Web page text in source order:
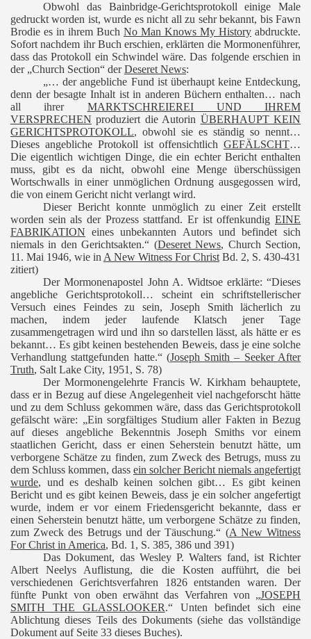
Obwohl das Bainbridge-Gerichtsprotokoll einige Male
gedruckt worden ist, wurde es nicht all zu sehr bekannt, bis Fawn
Brodie es in ihrem Buch No Man Knows My History abdruckte.
Sofort nachdem ihr Buch erschien, erklärten die Mormonenführer,
dass das Protokoll ein Schwindel wäre. Das folgende erschien in
der „Church Section“ derDeseret News:
„… der angebliche Fund ist überhaupt keine Entdeckung,
denn der besagte Inhalt ist in anderen Büchern enthalten… nach
all ihrer MARKTSCHREIEREI UND IHREM
VERSPRECHEN produziert die Autorin ÜBERHAUPT KEIN
GERICHTSPROTOKOLL, obwohl sie es ständig so nennt…
Dieses angebliche Protokoll ist offensichtlich GEFÄLSCHT…
Die eigentlich wichtigen Dinge, die ein echter Bericht enthalten
muss, gibt es da nicht, obwohl eine Menge überschüssigen
Wortschwalls in einer unmöglichen Ordnung ausgegossen wird,
die von einem Gericht nicht verlangt wird.
Dieser Bericht konnte unmöglich zu einer Zeit erstellt
worden sein als der Prozess stattfand. Er ist offenkundig EINE
FABRIKATION eines unbekannten Autors und befindet sich
niemals in den Gerichtsakten.“ (Deseret News, Church Section,
11. Mai 1946, wie in A New Witness For Christ Bd. 2, S. 430-431
zitiert)
Der Mormonenapostel John A. Widtsoe erklärte: “Dieses
angebliche Gerichtsprotokoll… scheint ein schriftstellerischer
Versuch eines Feindes zu sein, Joseph Smith lächerlich zu
machen, indem jeder laufende Klatsch jener Tage
zusammengetragen wird und ihn so darstellen lässt, als hätte er es
bekannt… Es gibt keinen bestehenden Beweis, dass je eine solche
Verhandlung stattgefunden hatte.“ (Joseph Smith – Seeker After
Truth, Salt Lake City, 1951, S. 78)
Der Mormonengelehrte Francis W. Kirkham behauptete,
dass er in Bezug auf diese Angelegenheit viel nachgeforscht hätte
und zu dem Schluss gekommen wäre, dass das Gerichtsprotokoll
gefälscht wäre: „Ein sorgfältiges Studium aller Fakten in Bezug
auf dieses angebliche Bekenntnis Joseph Smiths vor einem
staatlichen Gericht, dass er einen Seherstein benutzt hätte, um
verborgene Schätze zu finden, zum Zweck des Betrugs, muss zu
dem Schluss kommen, dass ein solcher Bericht niemals angefertigt
wurde, und es deshalb keinen solchen gibt… Es gibt keinen
Bericht und es gibt keinen Beweis, dass je ein solcher angefertigt
wurde, indem er vor einem Friedensgericht bekannte, dass er
einen Seherstein benutzt hätte, um verborgene Schätze zu finden,
zum Zweck des Betrugs und der Täuschung.“ (A New Witness
For Christ in America, Bd. 1, S. 385, 386 und 391)
Das Dokument, das Wesley P. Walters fand, ist Richter
Albert Neelys Auflistung, die die Kosten aufführt, die bei
verschiedenen Gerichtsverfahren 1826 entstanden waren. Der
fünfte Punkt von oben erwähnt das Verfahren von „JOSEPH
SMITH THE GLASSLOOKER.“ Unten befindet sich eine
Ablichtung dieses Teils des Dokuments (siehe das vollständige
Dokument auf Seite 33 dieses Buches).